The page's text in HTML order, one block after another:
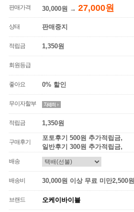
판매가격 30,000원 → 27,000원
상태 판매중지
적립금 1,350원
회원등급
좋아요 0% 할인
무이자할부
적립금 1,350원
구매후기
포토후기 500원 추가적립금,
일반후기 300원 추가적립금,
배송
배송비 30,000원 이상 무료 미만2,500원
브랜드 오케이바이블